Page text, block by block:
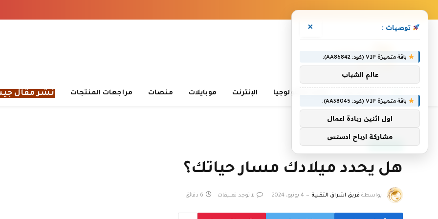
تعلم التكنولوجيا الإنترنت موبايلات منصات مراجعات المنتجات نشر مقال
الرئيسية»هل يحدد ميلادك مسار حياتك؟
أخبار التقنية
هل يحدد ميلادك مسار حياتك؟
بواسطة فريق اشراق التقنية 4 يونيو، 2024 لا توجد تعليقات 6 دقائق
توصيات : ×
باقة متميزة VIP (كود: AA86842):
عالم الشباب
باقة متميزة VIP (كود: AA38045):
اول اثنين ريادة اعمال
مشاركة ارباح ادسنس